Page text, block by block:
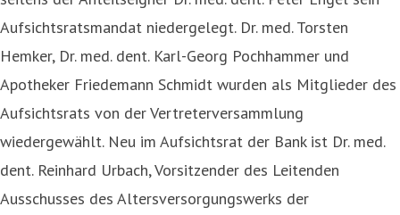
Aufsichtsratsmandat niedergelegt. Dr. med. Torsten
Hemker, Dr. med. dent. Karl-Georg Pochhammer und
Apotheker Friedemann Schmidt wurden als Mitglieder des
Aufsichtsrats von der Vertreterversammlung
wiedergewählt. Neu im Aufsichtsrat der Bank ist Dr. med.
dent. Reinhard Urbach, Vorsitzender des Leitenden
Ausschusses des Altersversorgungswerks der